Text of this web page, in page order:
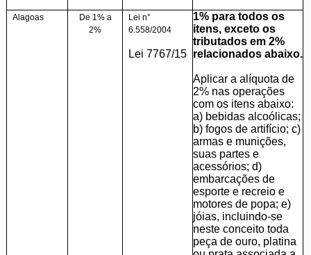
Alagoas
De 1% a
2%
Lei n°
6.558/2004
Lei 7767/15
1% para todos os
itens, exceto os
tributados em 2%
relacionados abaixo.
Aplicar a alíquota de
2% nas operações
com os itens abaixo:
a) bebidas alcoólicas;
b) fogos de artifício; c)
armas e munições,
suas partes e
acessórios; d)
embarcações de
esporte e recreio e
motores de popa; e)
jóias, incluindo-se
neste conceito toda
peça de ouro, platina